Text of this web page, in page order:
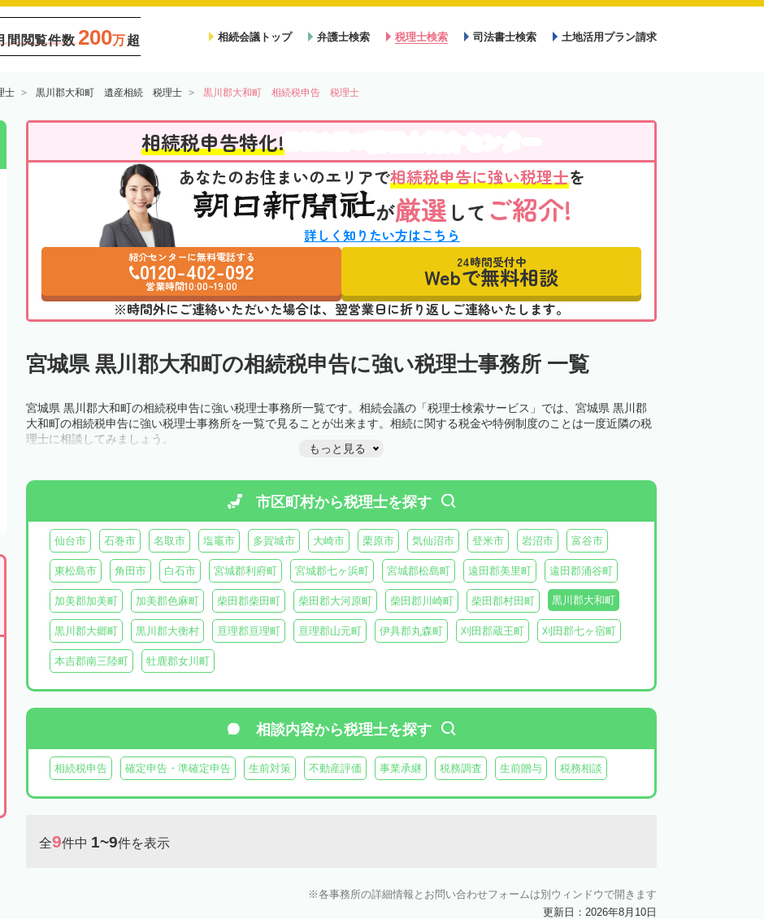
間閲覧件数 200万超 相続会議トップ 弁護士検索 税理士検索 司法書士検索 土地活用プラン請求
士 黒川郡大和町 遺産相続 税理士 黒川郡大和町 相続税申告 税理士
相続税申告特化!
あなたのお住まいのエリアで相続税申告に強い税理士を
が厳選 して ご紹介!
詳しく知りたい方はこちら
紹介センターに無料電話する
0120-402-092
営業時間10:00~19:00
24時間受付中
Webで無料相談
※時間外にご連絡いただいた場合は、翌営業日に折り返しご連絡いたします。
宮城県 黒川郡大和町の相続税申告に強い税理士事務所 一覧
宮城県 黒川郡大和町の相続税申告に強い税理士事務所一覧です。相続会議の「税理士検索サービス」では、宮城県 黒川郡
大和町の相続税申告に強い税理士事務所を一覧で見ることが出来ます。相続に関する税金や特例制度のことは一度近隣の税
理士に相談してみましょう。
もっと見る
市区町村から税理士を探す
仙台市 石巻市 名取市 塩竈市 多賀城市 大崎市 栗原市 気仙沼市 登米市 岩沼市 富谷市
東松島市 角田市 白石市 宮城郡利府町 宮城郡七ヶ浜町 宮城郡松島町 遠田郡美里町 遠田郡涌谷町
加美郡加美町 加美郡色麻町 柴田郡柴田町 柴田郡大河原町 柴田郡川崎町 柴田郡村田町 黒川郡大和町
黒川郡大郷町 黒川郡大衡村 亘理郡亘理町 亘理郡山元町 伊具郡丸森町 刈田郡蔵王町 刈田郡七ヶ宿町
本吉郡南三陸町 牡鹿郡女川町
相談内容から税理士を探す
相続税申告 確定申告・準確定申告 生前対策 不動産評価 事業承継 税務調査 生前贈与 税務相談
全9件中 1~9件を表示
各事務所の詳細情報とお問い合わせフォームは別ウィンドウで開きます
更新日：2026年8月10日